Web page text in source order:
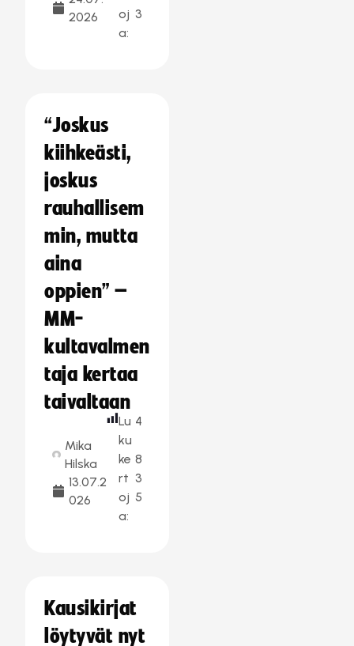
2026
oj
a:
3
“Joskus
kiihkeästi,
joskus
rauhallisem
min, mutta
aina
oppien” –
MM-
kultavalmen
taja kertaa
taivaltaan
Mika
Hilska
13.07.2
026
Lu
ku
ke
rt
oj
a:
4
8
3
5
Kausikirjat
löytyvät nyt